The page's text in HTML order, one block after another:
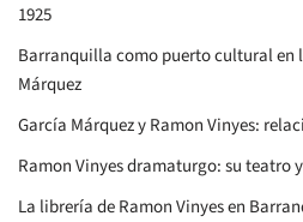
1925
Barranquilla como puerto cultural en
Márquez
García Márquez y Ramon Vinyes:
Ramon Vinyes dramaturgo: su teatro
La librería de Ramon Vinyes en